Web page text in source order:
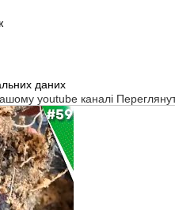
даних
youtube каналі